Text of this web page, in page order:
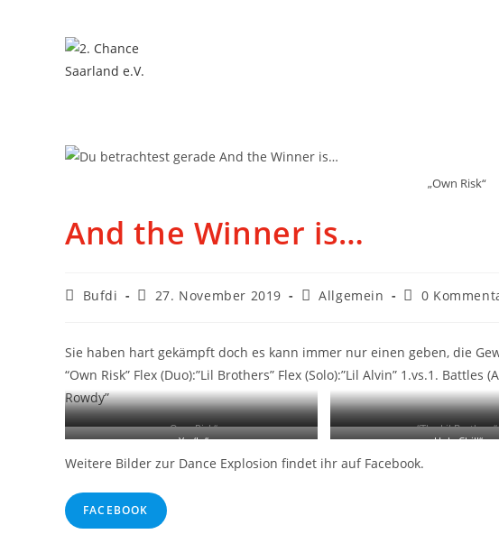
„Own Risk“
And the Winner is…
Bufdi 27. November 2019 Allgemein 0
Sie haben hart gekämpft doch es kann immer nur einen geben, die
“Own Risk” Flex (Duo):”Lil Brothers” Flex (Solo):”Lil Alvin” 1.vs.1. Battles
Rowdy”
„Own Risk“ “The Lil Brothers“
„Yes‘In“
„Holy Chill“
Weitere Bilder zur Dance Explosion findet ihr auf Facebook.
FACEBOOK